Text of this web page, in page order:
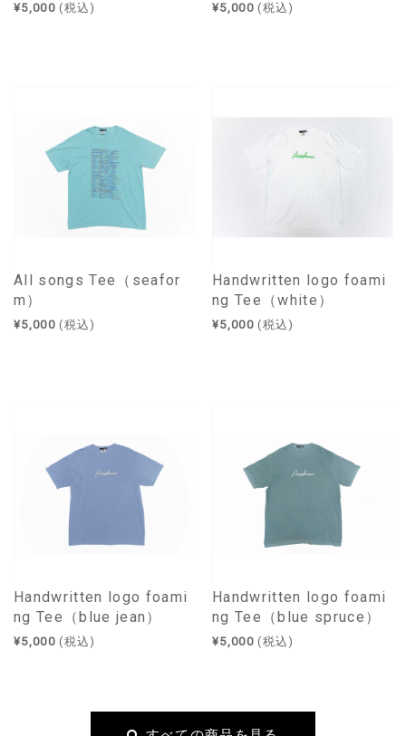
¥5,000 (税込) ¥5,000 (税込)
All songs Tee（seafor
m）
¥5,000 (税込)
Handwritten logo foami
ng Tee（white）
¥5,000 (税込)
Handwritten logo foami
ng Tee（blue jean）
¥5,000 (税込)
Handwritten logo foami
ng Tee（blue spruce）
¥5,000 (税込)